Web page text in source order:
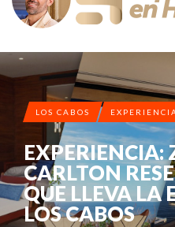
LOS 10 HOTELES MÁS
LOS CABOS
EXPERIENCIA:
CARLTON
QUE LLEVA LA
LOS CABOS